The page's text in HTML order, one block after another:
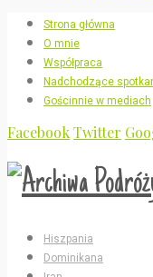
Strona główna
O mnie
Współpraca
Nadchodzące
Gościnnie w mediach
FacebookTwitter
Hiszpania
Dominikana